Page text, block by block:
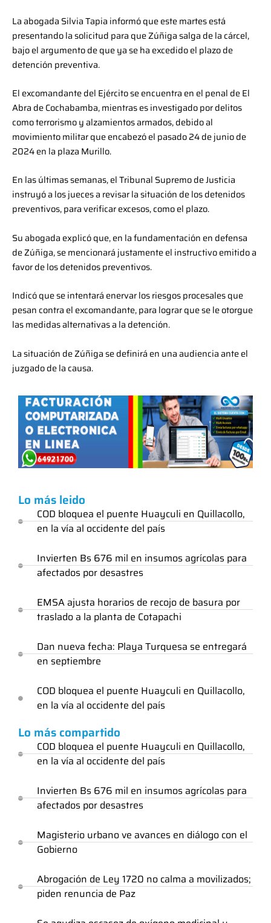
La abogada Silvia Tapia informó que este martes está
presentando la solicitud para que Zúñiga salga de la cárcel,
bajo el argumento de que ya se ha excedido el plazo de
detención preventiva.
El excomandante del Ejército se encuentra en el penal de El
Abra de Cochabamba, mientras es investigado por delitos
como terrorismo y alzamientos armados, debido al
movimiento militar que encabezó el pasado 24 de junio de
2024 en la plaza Murillo.
En las últimas semanas, el Tribunal Supremo de Justicia
instruyó a los jueces a revisar la situación de los detenidos
preventivos, para verificar excesos, como el plazo.
Su abogada explicó que, en la fundamentación en defensa
de Zúñiga, se mencionará justamente el instructivo emitido a
favor de los detenidos preventivos.
Indicó que se intentará enervar los riesgos procesales que
pesan contra el excomandante, para lograr que se le otorgue
las medidas alternativas a la detención.
La situación de Zúñiga se definirá en una audiencia ante el
juzgado de la causa.
Lo más leido
COD bloquea el puente Huayculi en Quillacollo,
en la vía al occidente del país
Invierten Bs 676 mil en insumos agrícolas para
afectados por desastres
EMSA ajusta horarios de recojo de basura por
traslado a la planta de Cotapachi
Dan nueva fecha: Playa Turquesa se entregará
en septiembre
COD bloquea el puente Huayculi en Quillacollo,
en la vía al occidente del país
Lo más compartido
COD bloquea el puente Huayculi en Quillacollo,
en la vía al occidente del país
Invierten Bs 676 mil en insumos agrícolas para
afectados por desastres
Magisterio urbano ve avances en diálogo con el
Gobierno
Abrogación de Ley 1720 no calma a movilizados;
piden renuncia de Paz